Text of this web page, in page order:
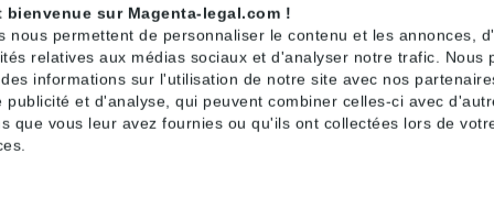
bienvenue sur Magenta-legal.com !
nous permettent de personnaliser le contenu et les annonces,
relatives aux médias sociaux et d'analyser notre trafic. Nous
informations sur l'utilisation de notre site avec nos
publicité et d'analyse, qui peuvent combiner celles-ci avec
que vous leur avez fournies ou qu'ils ont collectées lors de
en jours ouvrés comme les autres délais de procédure et
que le seuil à partir duquel un marché est
verticaux d’une opération passe de 25 à 30% (ce
le seuil en-dessous duquel il est présumé,
probable qu’une entreprise puisse verrouiller un